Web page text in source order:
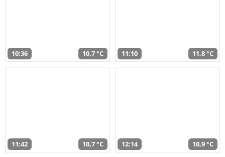
10:36 10,7 °C 11:10 11,8 °C
11:42 10,7 °C 12:14 10,9 °C